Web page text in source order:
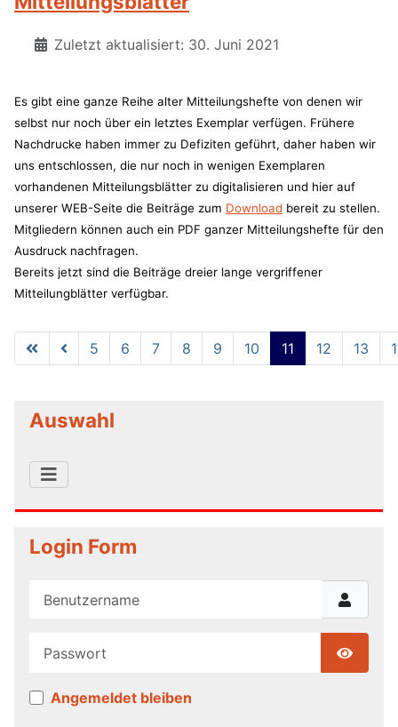
Zuletzt aktualisiert: 30. Juni 2021
Es gibt eine ganze Reihe alter Mitteilungshefte von denen wir
selbst nur noch über ein letztes Exemplar verfügen. Frühere
Nachdrucke haben immer zu Defiziten geführt, daher haben wir
uns entschlossen, die nur noch in wenigen Exemplaren
vorhandenen Mitteilungsblätter zu digitalisieren und hier auf
unserer WEB-Seite die Beiträge zum Download bereit zu stellen.
Mitgliedern können auch ein PDF ganzer Mitteilungshefte für den
Ausdruck nachfragen.
Bereits jetzt sind die Beiträge dreier lange vergriffener
Mitteilungblätter verfügbar.
Seite 11 von 14
5 6 7 8 9 10 11 12 13
Auswahl
Login Form
Show
Angemeldet bleiben